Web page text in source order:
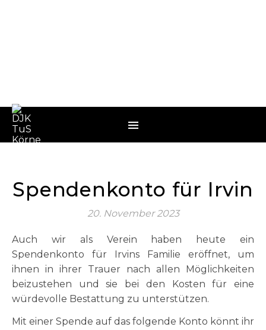
Spendenkonto für Irvin
20. November 2023
Auch wir als Verein haben heute ein
Spendenkonto für Irvins Familie eröffnet, um
ihnen in ihrer Trauer nach allen Möglichkeiten
beizustehen und sie bei den Kosten für eine
würdevolle Bestattung zu unterstützen.
Mit einer Spende auf das folgende Konto könnt ihr